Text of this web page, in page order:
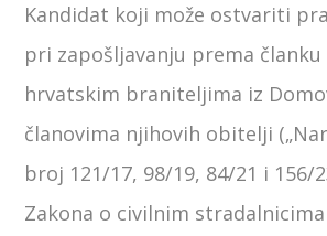
Kandidat koji može ostvariti
pri zapošljavanju prema članku
hrvatskim braniteljima iz
članovima njihovih obitelji
broj 121/17, 98/19, 84/21 i 156/
Zakona o civilnim